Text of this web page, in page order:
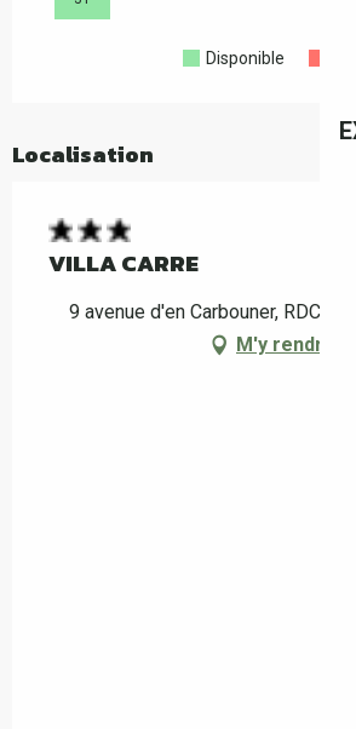
Disponible
Localisation
VILLA CARRE
9 avenue d'en Carbouner, RDC,
M'y rendre